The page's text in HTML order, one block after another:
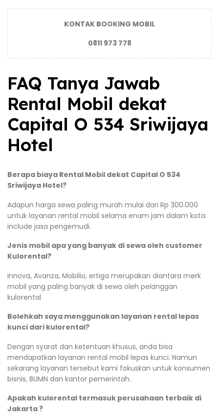
KONTAK BOOKING MOBIL
0811 973 778
FAQ Tanya Jawab
Rental Mobil dekat
Capital O 534 Sriwijaya
Hotel
Berapa biaya Rental Mobil dekat Capital O 534
Sriwijaya Hotel?
Adapun harga sewa paling murah mulai dari Rp 300.000
untuk layanan rental mobil selama enam jam dalam kota
include jasa pengemudi.
Jenis mobil apa yang banyak di sewa oleh customer
Kulorental?
Innova, Avanza, Mobilio, ertiga merupakan diantara merk
mobil yang paling banyak di sewa oleh pelanggan
kulorental
Bolehkah saya menggunakan layanan rental lepas
kunci dari kulorental?
Dengan syarat dan ketentuan khusus, anda bisa
mendapatkan layanan rental mobil lepas kunci. Namun
sekarang layanan tersebut kami fokuskan untuk konsumen
bisnis, BUMN dan kantor pemerintah.
Apakah kulorental termasuk perusahaan terbaik di
Jakarta ?